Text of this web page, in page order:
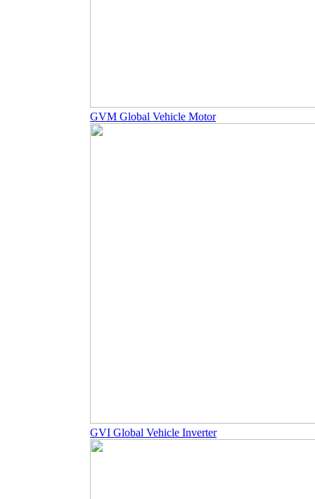
GVM Global Vehicle Motor
GVI Global Vehicle Inverter